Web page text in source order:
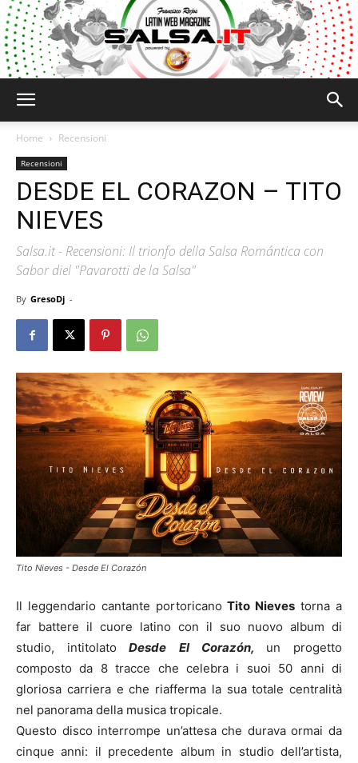
Home Recensioni
Recensioni
DESDE EL CORAZON – TITO
NIEVES
Salsa.it - Recensioni: Il trionfo della Salsa Romántica con
Sabor diel "Pavarotti de la Salsa"
By GresoDj -
Tito Nieves - Desde El Corazón
Il leggendario cantante portoricanoTito Nieves torna a
far battere il cuore latino con il suo nuovo album di
studio, intitolato Desde El Corazón, un progetto
composto da 8 tracce che celebra i suoi 50 anni di
gloriosa carriera e che riafferma la sua totale centralità
nel panorama della musica tropicale.
Questo disco interrompe un’attesa che durava ormai da
cinque anni: il precedente album in studio dell’artista,